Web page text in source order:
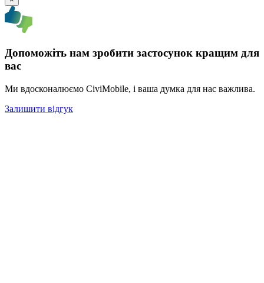
Допоможіть нам зробити застосунок кращим для
вас
Ми вдосконалюємо CiviMobile, і ваша думка для нас важлива.
Залишити відгук